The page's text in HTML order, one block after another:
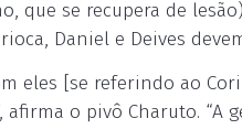
que se recupera de
Daniel e Deives
eles [se referindo ao
o pivô Charuto. “A